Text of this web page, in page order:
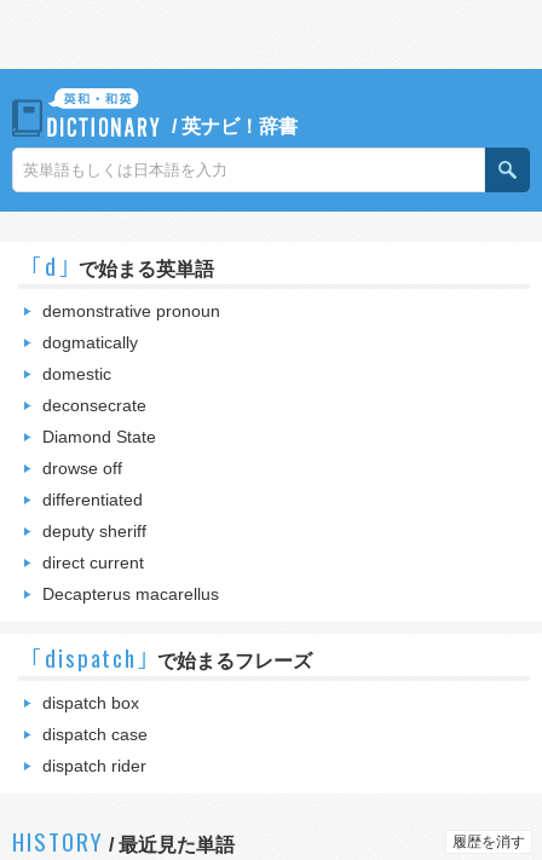
/英ナビ！辞書
｢d｣ で始まる英単語
demonstrative pronoun
dogmatically
domestic
deconsecrate
Diamond State
drowse off
differentiated
deputy sheriff
direct current
Decapterus macarellus
｢dispatch｣ で始まるフレーズ
dispatch box
dispatch case
dispatch rider
HISTORY /最近見た単語 履歴を消す